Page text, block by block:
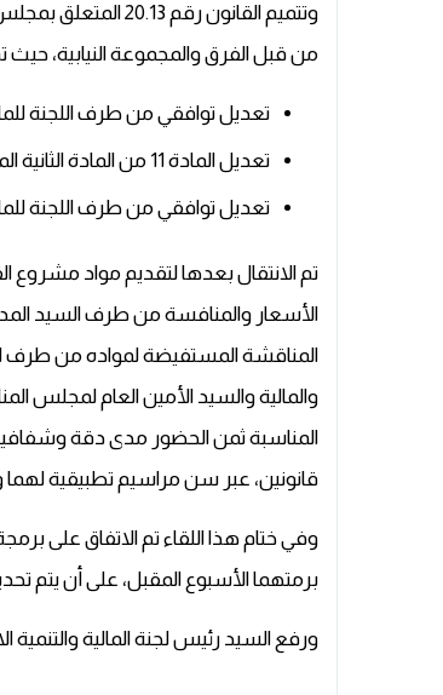
وتتميم القانون
من قبل الفرق والمجموعة النيابية، حيث
تعديل توافقي من طرف اللجنة للمادة 13 من المادة
تعديل المادة 11 من المادة الثانية المقدم من طرف فريق التقدم والاشتراكية.
تعديل توافقي من طرف اللجنة
الأسعار والمنافسة من طرف السيد
المناقشة المستفيضة لمواده من طرف
والمالية والسيد الأمين العام
المناسبة ثمن الحضور مدى دقة
قانونين، عبر سن مراسيم تطبيقية لهما
وفي ختام هذا اللقاء تم الاتفاق على
برمتهما الأسبوع المقبل، على أن يتم
ورفع السيد رئيس لجنة المالية